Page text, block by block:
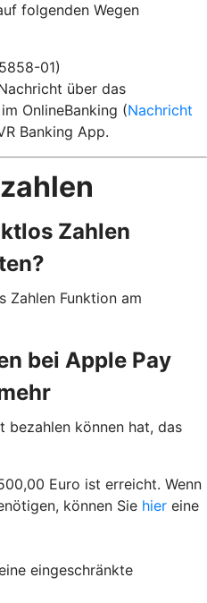
folgenden Wegen
01)
über das
OnlineBanking (Nachricht
Banking App.
Zahlen
Zahlen Funktion am
bei Apple Pay
bezahlen können hat, das
Euro ist erreicht. Wenn
können Sie hier eine
eingeschränkte